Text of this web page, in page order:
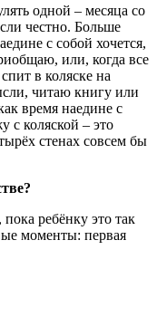
одной – месяца со
честно. Больше
с собой хочется,
или, когда все
в коляске на
читаю книгу или
время наедине с
с коляской – это
стенах совсем бы
ребёнку это так
моменты: первая